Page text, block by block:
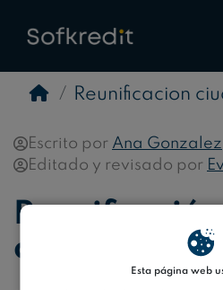
Esta página web
Reunificacion
Escrito por Ana Gonzalez
Editado y revisado por
deudas en